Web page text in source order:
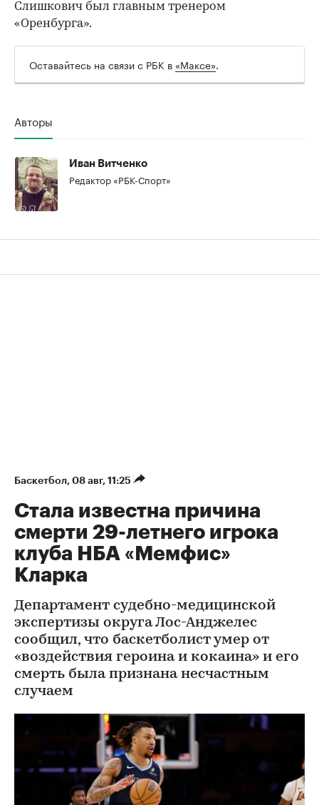
00:00 / 00:00
Слишкович был главным тренером
«Оренбурга».
Оставайтесь на связи с РБК в «Максе».
Авторы
Иван Витченко
Редактор «РБК-Спорт»
Баскетбол⁠, 08 авг, 11:25
Стала известна причина
смерти 29-летнего игрока
клуба НБА «Мемфис»
Кларка
Департамент судебно-медицинской
экспертизы округа Лос-Анджелес
сообщил, что баскетболист умер от
«воздействия героина и кокаина» и его
смерть была признана несчастным
случаем